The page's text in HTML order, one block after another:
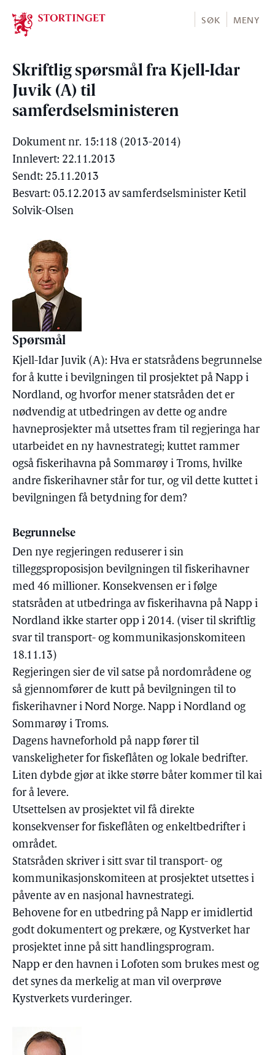
Stortinget.no
SØK MENY
Skriftlig spørsmål fra Kjell-Idar
Juvik (A) til
samferdselsministeren
Dokument nr. 15:118 (2013-2014)
Innlevert: 22.11.2013
Sendt: 25.11.2013
Besvart: 05.12.2013 av samferdselsminister Ketil
Solvik-Olsen
Spørsmål
Kjell-Idar Juvik (A): Hva er statsrådens begrunnelse
for å kutte i bevilgningen til prosjektet på Napp i
Nordland, og hvorfor mener statsråden det er
nødvendig at utbedringen av dette og andre
havneprosjekter må utsettes fram til regjeringa har
utarbeidet en ny havnestrategi; kuttet rammer
også fiskerihavna på Sommarøy i Troms, hvilke
andre fiskerihavner står for tur, og vil dette kuttet i
bevilgningen få betydning for dem?
Begrunnelse
Den nye regjeringen reduserer i sin
tilleggsproposisjon bevilgningen til fiskerihavner
med 46 millioner. Konsekvensen er i følge
statsråden at utbedringa av fiskerihavna på Napp i
Nordland ikke starter opp i 2014. (viser til skriftlig
svar til transport- og kommunikasjonskomiteen
18.11.13)
Regjeringen sier de vil satse på nordområdene og
så gjennomfører de kutt på bevilgningen til to
fiskerihavner i Nord Norge. Napp i Nordland og
Sommarøy i Troms.
Dagens havneforhold på napp fører til
vanskeligheter for fiskeflåten og lokale bedrifter.
Liten dybde gjør at ikke større båter kommer til kai
for å levere.
Utsettelsen av prosjektet vil få direkte
konsekvenser for fiskeflåten og enkeltbedrifter i
området.
Statsråden skriver i sitt svar til transport- og
kommunikasjonskomiteen at prosjektet utsettes i
påvente av en nasjonal havnestrategi.
Behovene for en utbedring på Napp er imidlertid
godt dokumentert og prekære, og Kystverket har
prosjektet inne på sitt handlingsprogram.
Napp er den havnen i Lofoten som brukes mest og
det synes da merkelig at man vil overprøve
Kystverkets vurderinger.